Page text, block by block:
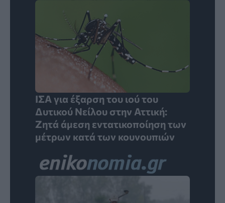
ΙΣΑ για έξαρση του ιού του
Δυτικού Νείλου στην Αττική:
Ζητά άμεση εντατικοποίηση των
μέτρων κατά των κουνουπιών